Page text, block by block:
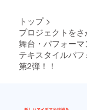
トップ >
プロジェクトをさ
舞台・パフォーマ
テキスタイルパ
第2弾！！